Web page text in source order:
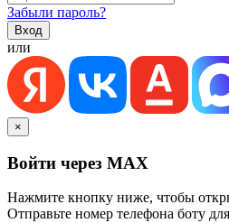
Забыли пароль?
или
×
Войти через MAX
Нажмите кнопку ниже, чтобы
Отправьте номер телефона боту